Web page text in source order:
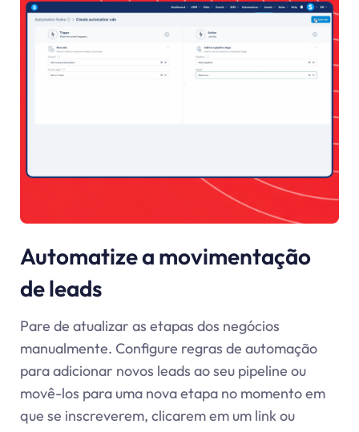
Automatize a movimentação
de leads
Pare de atualizar as etapas dos negócios
manualmente. Configure regras de automação
para adicionar novos leads ao seu pipeline ou
movê-los para uma nova etapa no momento em
que se inscreverem, clicarem em um link ou